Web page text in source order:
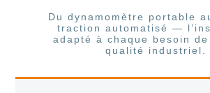
Du dynamomètre portable
traction automatisé —
adapté à chaque besoin
qualité industriel.